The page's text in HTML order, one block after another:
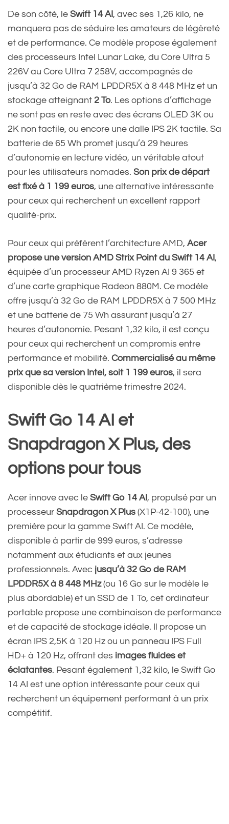
De son côté, le Swift 14 AI, avec ses 1,26 kilo, ne
manquera pas de séduire les amateurs de légèreté
et de performance. Ce modèle propose également
des processeurs Intel Lunar Lake, du Core Ultra 5
226V au Core Ultra 7 258V, accompagnés de
jusqu’à 32 Go de RAM LPDDR5X à 8 448 MHz et un
stockage atteignant 2 To. Les options d’affichage
ne sont pas en reste avec des écrans OLED 3K ou
2K non tactile, ou encore une dalle IPS 2K tactile. Sa
batterie de 65 Wh promet jusqu’à 29 heures
d’autonomie en lecture vidéo, un véritable atout
pour les utilisateurs nomades. Son prix de départ
est fixé à 1 199 euros, une alternative intéressante
pour ceux qui recherchent un excellent rapport
qualité-prix.
Pour ceux qui préfèrent l’architecture AMD, Acer
propose une version AMD Strix Point du Swift 14 AI,
équipée d’un processeur AMD Ryzen AI 9 365 et
d’une carte graphique Radeon 880M. Ce modèle
offre jusqu’à 32 Go de RAM LPDDR5X à 7 500 MHz
et une batterie de 75 Wh assurant jusqu’à 27
heures d’autonomie. Pesant 1,32 kilo, il est conçu
pour ceux qui recherchent un compromis entre
performance et mobilité. Commercialisé au même
prix que sa version Intel, soit 1 199 euros, il sera
disponible dès le quatrième trimestre 2024.
Swift Go 14 AI et
Snapdragon X Plus, des
options pour tous
Acer innove avec le Swift Go 14 AI, propulsé par un
processeur Snapdragon X Plus (X1P-42-100), une
première pour la gamme Swift AI. Ce modèle,
disponible à partir de 999 euros, s’adresse
notamment aux étudiants et aux jeunes
professionnels. Avec jusqu’à 32 Go de RAM
LPDDR5X à 8 448 MHz(ou 16 Go sur le modèle le
plus abordable) et un SSD de 1 To, cet ordinateur
portable propose une combinaison de performance
et de capacité de stockage idéale. Il propose un
écran IPS 2,5K à 120 Hz ou un panneau IPS Full
HD+ à 120 Hz, offrant des images fluides et
éclatantes. Pesant également 1,32 kilo, le Swift Go
14 AI est une option intéressante pour ceux qui
recherchent un équipement performant à un prix
compétitif.